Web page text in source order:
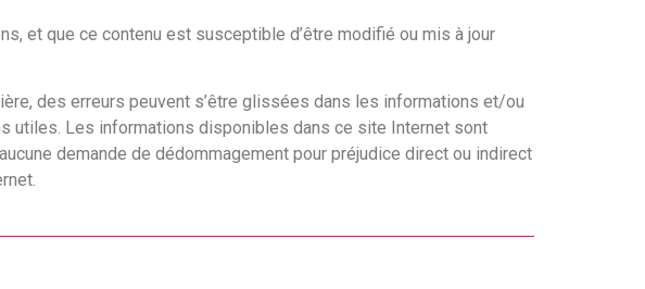
et que ce contenu est susceptible d’être modifié ou mis à jour
des erreurs peuvent s’être glissées dans les informations et/ou
utiles. Les informations disponibles dans ce site Internet sont
demande de dédommagement pour préjudice direct ou indirect